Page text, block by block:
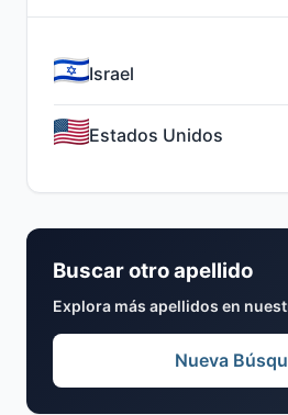
Israel
Estados Unidos
Buscar otro apellido
Explora más apellidos en
Nueva